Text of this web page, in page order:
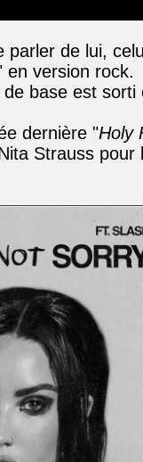
parler de lui,
en version rock.
base est sorti
dernière "Holy
Strauss